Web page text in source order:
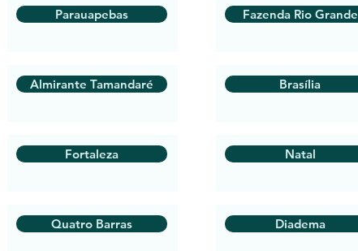
Parauapebas
Almirante Tamandaré
Fortaleza
Quatro Barras
Fazenda Rio Grande
Brasília
Natal
Diadema